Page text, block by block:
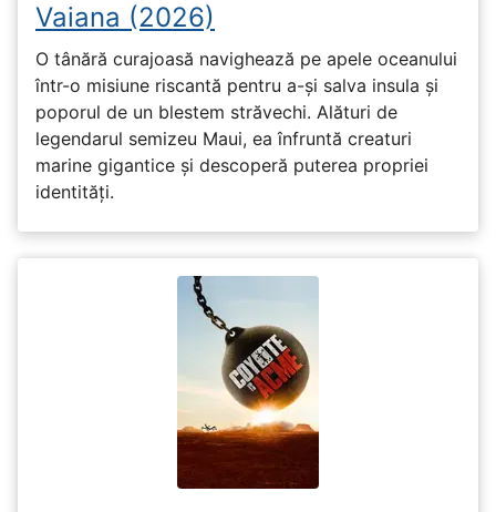
Vaiana (2026)
O tânără curajoasă navighează pe apele oceanului
într-o misiune riscantă pentru a-și salva insula și
poporul de un blestem străvechi. Alături de
legendarul semizeu Maui, ea înfruntă creaturi
marine gigantice și descoperă puterea propriei
identități.